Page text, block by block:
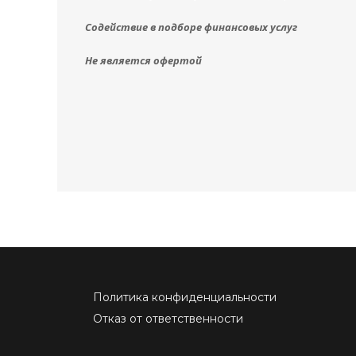
Содействие в подборе финансовых услуг
Не является офертой
Политика конфиденциальности
Отказ от ответственности